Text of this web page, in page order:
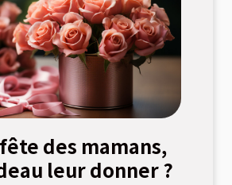
fête des mamans,
leur donner ?